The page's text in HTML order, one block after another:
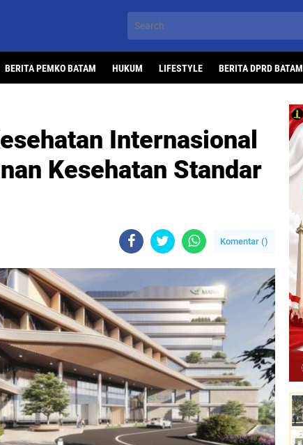
BERITA PEMKO BATAM HUKUM LIFESTYLE BERITA DPRD BATAM
Internasional
Kesehatan Standar
Komentar ()